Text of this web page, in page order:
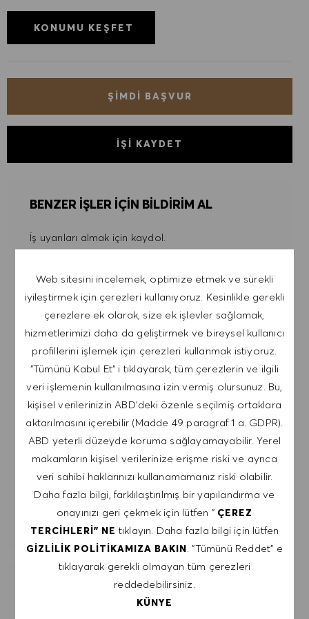
Web sitesini incelemek, optimize etmek ve sürekli
iyileştirmek için çerezleri kullanıyoruz. Kesinlikle gerekli
çerezlere ek olarak, size ek işlevler sağlamak,
hizmetlerimizi daha da geliştirmek ve bireysel kullanıcı
profillerini işlemek için çerezleri kullanmak istiyoruz.
"Tümünü Kabul Et" i tıklayarak, tüm çerezlerin ve ilgili
veri işlemenin kullanılmasına izin vermiş olursunuz. Bu,
kişisel verilerinizin ABD'deki özenle seçilmiş ortaklara
aktarılmasını içerebilir (Madde 49 paragraf 1 a. GDPR).
ABD yeterli düzeyde koruma sağlayamayabilir. Yerel
makamların kişisel verilerinize erişme riski ve ayrıca
veri sahibi haklarınızı kullanamamanız riski olabilir.
Daha fazla bilgi, farklılaştırılmış bir yapılandırma ve
onayınızı geri çekmek için lütfen " ÇEREZ
TERCIHLERI" NE tıklayın. Daha fazla bilgi için lütfen
GIZLILIK POLITIKAMIZA BAKIN . "Tümünü Reddet" e
tıklayarak gerekli olmayan tüm çerezleri
reddedebilirsiniz.
KÜNYE
KONUMU KEŞFET
ŞIMDI BAŞVUR
İŞI KAYDET
BENZER IŞLER IÇIN BILDIRIM AL
İş uyarıları almak için kaydol.
NOT: Kayıt olarak, HUGO BOSS iş teklifleri, etkinlik
davetiyeleri ve diğer kariyerle ilgili konuları içeren
e-postalar almayı kabul ediyorum. Bu e-
postalardan istediğim zaman, örneğin her e-
postada bulunan bağlantıya tıklayarak,
çıkabileceğimi kabul ediyorum. Kişisel verilerimin
GIZLILIK POLITIKASI
'na uygun olarak
işleneceğini kabul ediyorum.
E-posta adresini gir (Gerekli)
GÖNDER
UYARILARI YÖNET
İLGI ALANLARINA GÖRE ÖZEL IŞ